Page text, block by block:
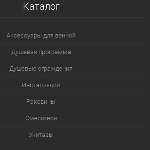
Каталог
Аксессуары для ванной
Душевая программа
Душевые ограждения
Инсталляции
Раковины
Смесители
Унитазы